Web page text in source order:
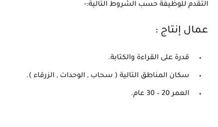
التقدم للوظيفة حسب الشروط التالية:-
عمال إنتاج :
قدرة على القراءة والكتابة.
سكان المناطق التالية ( سحاب , الوحدات , الزرقاء ).
العمر 20 – 30 عام.